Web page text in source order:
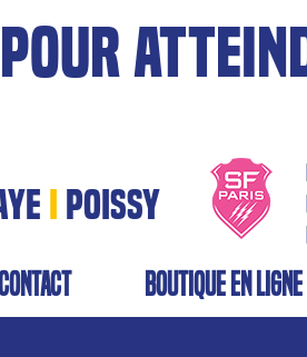
I POISSY
BOUTIQUE EN LIGNE